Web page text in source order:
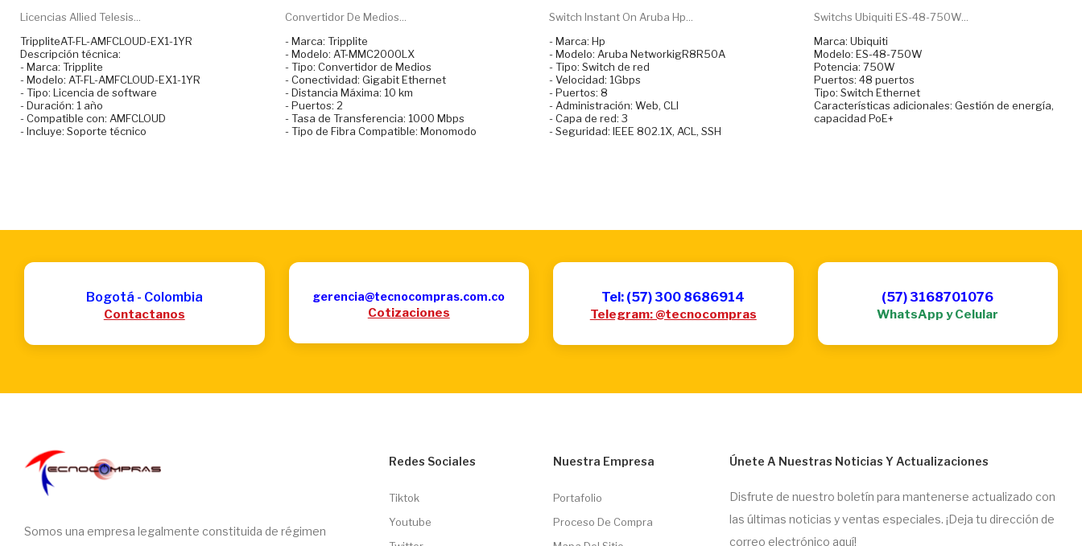
Licencias Allied Telesis...
TrippliteAT-FL-AMFCLOUD-EX1-1YR
Descripción técnica:
- Marca: Tripplite
- Modelo: AT-FL-AMFCLOUD-EX1-1YR
- Tipo: Licencia de software
- Duración: 1 año
- Compatible con: AMFCLOUD
- Incluye: Soporte técnico
Convertidor De Medios...
- Marca: Tripplite
- Modelo: AT-MMC2000LX
- Tipo: Convertidor de Medios
- Conectividad: Gigabit Ethernet
- Distancia Máxima: 10 km
- Puertos: 2
- Tasa de Transferencia: 1000 Mbps
- Tipo de Fibra Compatible: Monomodo
Switch Instant On Aruba Hp...
- Marca: Hp
- Modelo: Aruba NetworkigR8R50A
- Tipo: Switch de red
- Velocidad: 1Gbps
- Puertos: 8
- Administración: Web, CLI
- Capa de red: 3
- Seguridad: IEEE 802.1X, ACL, SSH
Switchs Ubiquiti ES-48-750W...
Marca: Ubiquiti
Modelo: ES-48-750W
Potencia: 750W
Puertos: 48 puertos
Tipo: Switch Ethernet
Características adicionales: Gestión de energía,
capacidad PoE+
Bogotá - Colombia
Contactanos
gerencia@tecnocompras.com.co
Cotizaciones
Tel: (57) 300 8686914
Telegram: @tecnocompras
(57) 3168701076
WhatsApp y Celular
Somos una empresa legalmente constituida de régimen
Redes Sociales
Tiktok
Youtube
Nuestra Empresa
Portafolio
Proceso De Compra
Únete A Nuestras Noticias Y Actualizaciones
Disfrute de nuestro boletín para mantenerse actualizado con
las últimas noticias y ventas especiales. ¡Deja tu dirección de
correo electrónico aquí!